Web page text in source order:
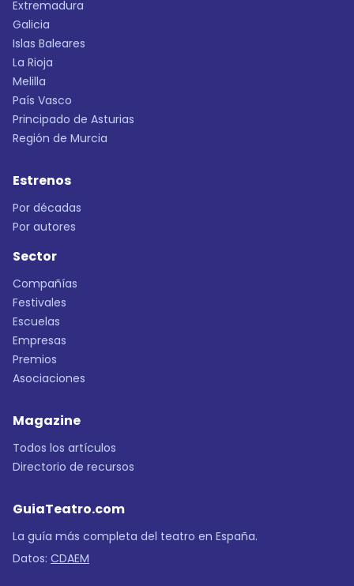
Extremadura
Galicia
Islas Baleares
La Rioja
Melilla
País Vasco
Principado de Asturias
Región de Murcia
Estrenos
Por décadas
Por autores
Sector
Compañías
Festivales
Escuelas
Empresas
Premios
Asociaciones
Magazine
Todos los artículos
Directorio de recursos
GuiaTeatro.com
La guía más completa del teatro en España.
Datos: CDAEM